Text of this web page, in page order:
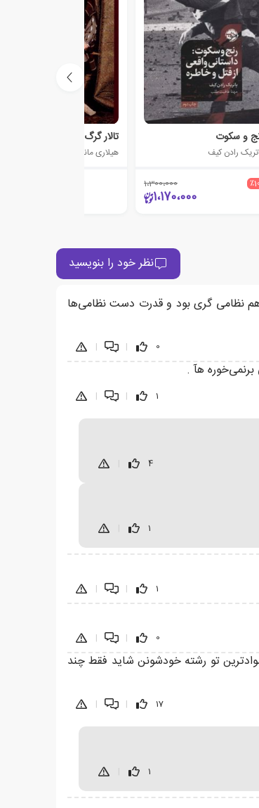
و سکوت
رادن کیف
1،300،000
1،170،000
تالار گرگ
هیلاری مانتل
نظر خود را بنویسید
نظامی گری بود و قدرت دست نظامی‌ها
0
|
|
هآ .
1
|
|
4
1
1
|
|
0
|
|
تو رشته خودشونن شاید فقط چند
17
|
|
1